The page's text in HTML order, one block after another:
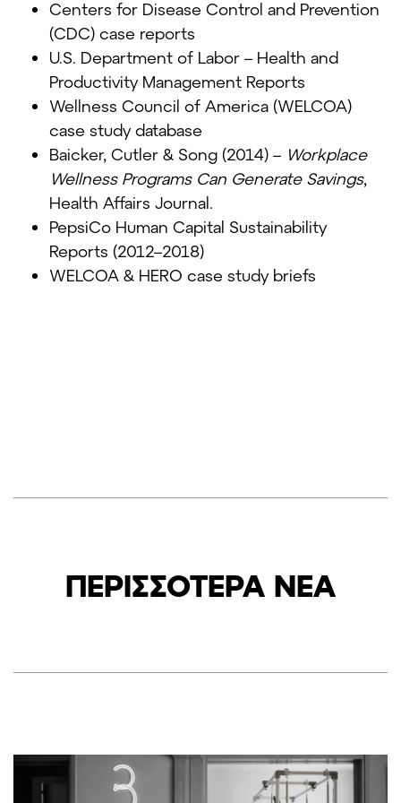
Centers for Disease Control and Prevention
(CDC) case reports
U.S. Department of Labor – Health and
Productivity Management Reports
Wellness Council of America (WELCOA)
case study database
Baicker, Cutler & Song (2014) – Workplace
Wellness Programs Can Generate Savings,
Health Affairs Journal.
PepsiCo Human Capital Sustainability
Reports (2012–2018)
WELCOA & HERO case study briefs
ΠΕΡΙΣΣΟΤΕΡΑ ΝΕΑ